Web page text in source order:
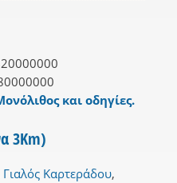
και οδηγίες.
3Km)
Γιαλός Καρτεράδου,